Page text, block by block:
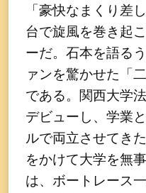
「豪快なまくり差
台で旋風を巻き起
ーだ。石本を語る
ァンを驚かせた「
である。関西大学
デビューし、学業
ルで両立させてき
をかけて大学を無
は、ボートレース